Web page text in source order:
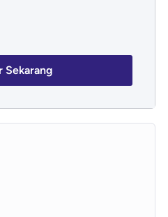
Sekarang